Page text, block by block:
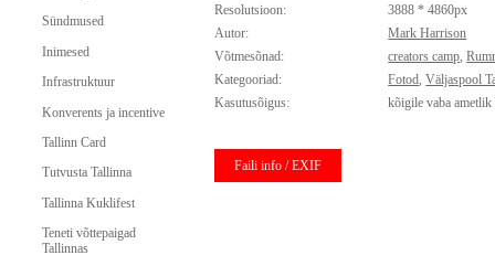
Sündmused
Inimesed
Infrastruktuur
Konverents ja incentive
Tallinn Card
Tutvusta Tallinna
Tallinna Kuklifest
Teneti võttepaigad
Tallinnas
Resolutsioon:
3888 * 4860px
Autor:
Mark Harrison
Võtmesõnad:
creators camp,
Kategooriad:
Fotod,Väljaspool
Kasutusõigus:
kõigile vaba
Faili info / EXIF